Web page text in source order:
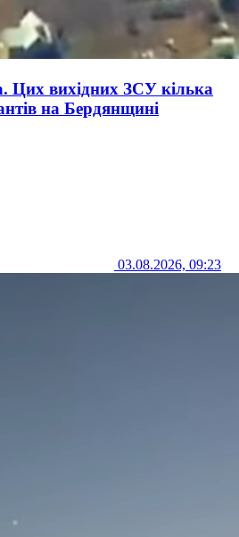
Цих вихідних ЗСУ кілька
на Бердянщині
03.08.2026, 09:23